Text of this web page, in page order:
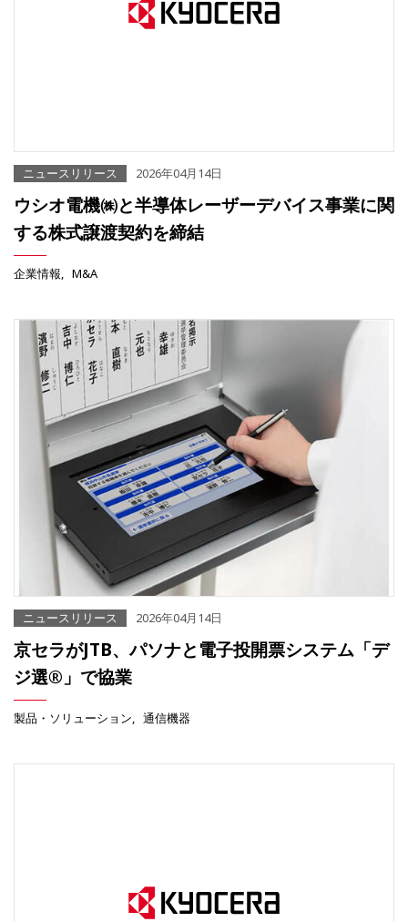
ニュースリリース 2026年04月14日
ウシオ電機㈱と半導体レーザーデバイス事業に関
する株式譲渡契約を締結
企業情報 M&A
ニュースリリース 2026年04月14日
京セラがJTB、パソナと電子投開票システム「デ
ジ選®」で協業
製品・ソリューション 通信機器